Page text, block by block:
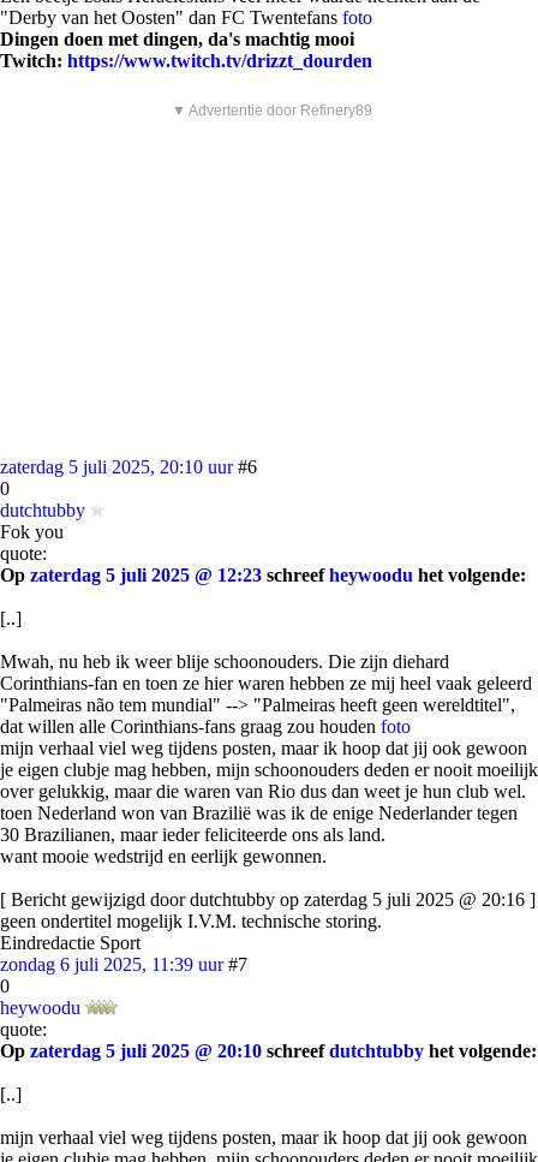
"Derby van het Oosten" dan FC Twentefans foto
Dingen doen met dingen, da's machtig mooi
Twitch: https://www.twitch.tv/drizzt_dourden
▼ Advertentie door Refinery89
zaterdag 5 juli 2025, 20:10 uur #6
0
dutchtubby
Fok you
quote:
Op zaterdag 5 juli 2025 @ 12:23 schreefheywoodu het volgende:
[..]
Mwah, nu heb ik weer blije schoonouders. Die zijn diehard
Corinthians-fan en toen ze hier waren hebben ze mij heel vaak geleerd
"Palmeiras não tem mundial" --> "Palmeiras heeft geen wereldtitel",
dat willen alle Corinthians-fans graag zou houden foto
mijn verhaal viel weg tijdens posten, maar ik hoop dat jij ook gewoon
je eigen clubje mag hebben, mijn schoonouders deden er nooit moeilijk
over gelukkig, maar die waren van Rio dus dan weet je hun club wel.
toen Nederland won van Brazilië was ik de enige Nederlander tegen
30 Brazilianen, maar ieder feliciteerde ons als land.
want mooie wedstrijd en eerlijk gewonnen.
[ Bericht gewijzigd door dutchtubby op zaterdag 5 juli 2025 @ 20:16 ]
geen ondertitel mogelijk I.V.M. technische storing.
Eindredactie Sport
zondag 6 juli 2025, 11:39 uur #7
0
heywoodu
quote:
Op zaterdag 5 juli 2025 @ 20:10 schreefdutchtubby het volgende:
[..]
mijn verhaal viel weg tijdens posten, maar ik hoop dat jij ook gewoon